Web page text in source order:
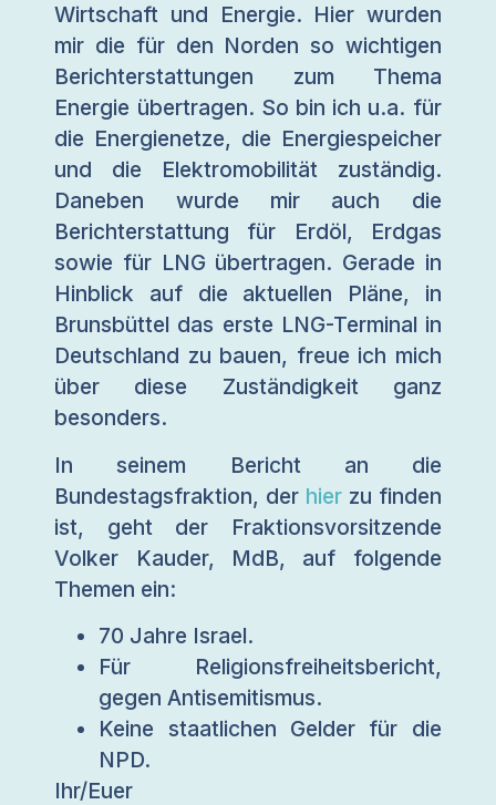
Wirtschaft und Energie. Hier wurden
mir die für den Norden so wichtigen
Berichterstattungen zum Thema
Energie übertragen. So bin ich u.a. für
die Energienetze, die Energiespeicher
und die Elektromobilität zuständig.
Daneben wurde mir auch die
Berichterstattung für Erdöl, Erdgas
sowie für LNG übertragen. Gerade in
Hinblick auf die aktuellen Pläne, in
Brunsbüttel das erste LNG-Terminal in
Deutschland zu bauen, freue ich mich
über diese Zuständigkeit ganz
besonders.
In seinem Bericht an die
Bundestagsfraktion, der hier zu finden
ist, geht der Fraktionsvorsitzende
Volker Kauder, MdB, auf folgende
Themen ein:
70 Jahre Israel.
Für Religionsfreiheitsbericht,
gegen Antisemitismus.
Keine staatlichen Gelder für die
NPD.
Ihr/Euer